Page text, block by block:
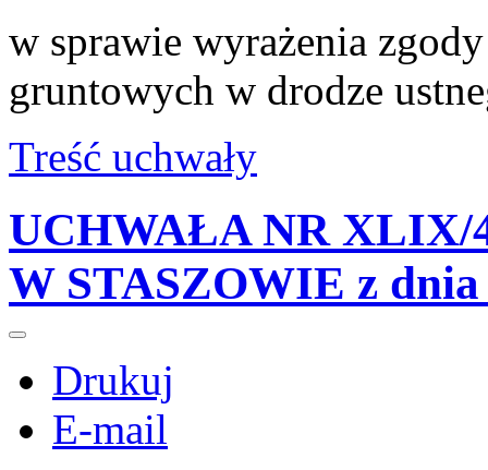
w sprawie wyrażenia
gruntowych w drodze
Treść uchwały
UCHWAŁA NR XLIX/
W STASZOWIE z dnia
Drukuj
E-mail